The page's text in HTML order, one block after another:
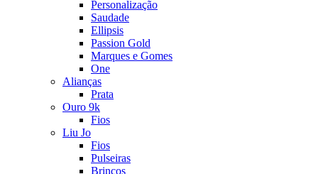
Personalização
Saudade
Ellipsis
Passion Gold
Marques e Gomes
One
Alianças
Prata
Ouro 9k
Fios
Liu Jo
Fios
Pulseiras
Brincos